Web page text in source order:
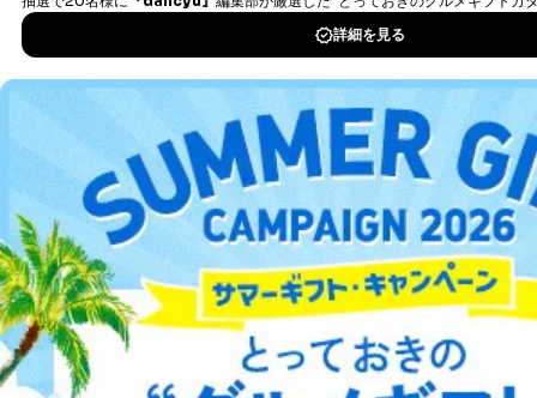
DOWNLOAD FOR IOS
DOWNLOAD FOR ANDROID
ご利用方法はこちら
総合案内
アフィリエイト 採用情報
プレスリリース お問い合わせ